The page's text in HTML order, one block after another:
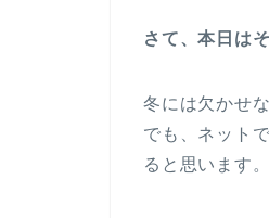
さて、本日は
冬には欠かせ
でも、ネット
ると思います。